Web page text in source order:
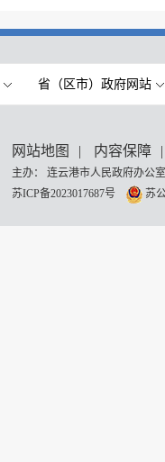
省（区市）政府网站
网站地图 | 内容保障 |
主办： 连云港市人民政府办
苏ICP备2023017687号
苏